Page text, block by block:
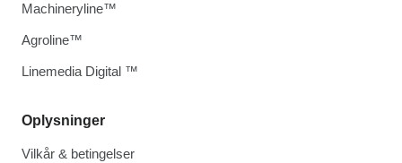
Oplysninger
Vilkår & betingelser
Machineryline™
Agroline™
Linemedia Digital ™